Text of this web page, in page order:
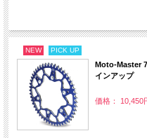
NEW PICK UP
Moto-Master
インアップ
価格： 10,450